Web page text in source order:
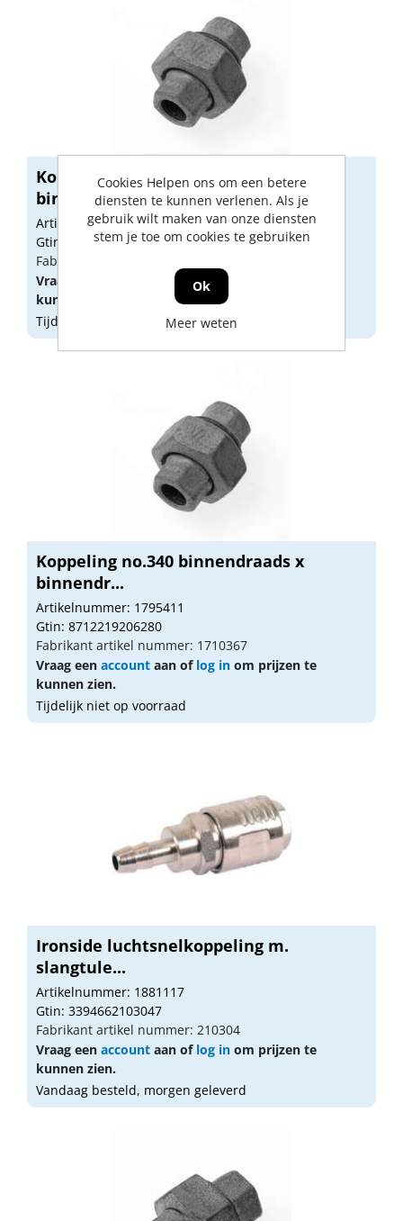
Koppeling no.340 binnendraads x
binnendr...
Artikelnummer: 1795410
Gtin:
Fabrikant artikel nummer: 6926919
Vraag een
aan oflog in
kunnen zien.
Tijdelijk niet op voorraad
Koppeling no.340 binnendraads x
binnendr...
Artikelnummer: 1795411
Gtin: 8712219206280
Fabrikant artikel nummer: 1710367
Vraag een account aan of log in om prijzen te
kunnen zien.
Tijdelijk niet op voorraad
Ironside luchtsnelkoppeling m.
slangtule...
Artikelnummer: 1881117
Gtin: 3394662103047
Fabrikant artikel nummer: 210304
Vraag een account aan of log in om prijzen te
kunnen zien.
Vandaag besteld, morgen geleverd
Cookies Helpen ons om een betere
diensten te kunnen verlenen. Als je
gebruik wilt maken van onze diensten
stem je toe om cookies te gebruiken
Ok
Meer weten